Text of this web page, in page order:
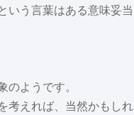
いう言葉はある意味妥当
ようです。
考えれば、当然かもしれ